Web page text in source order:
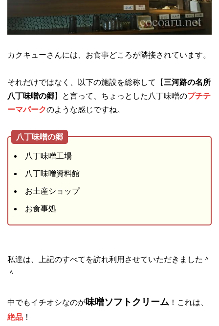
カクキューさんには、お食事どころが隣接されています。
それだけではなく、以下の施設を総称して【 三河路の名所
八丁味噌の郷】と言って、ちょっとした八丁味噌のプチテ
ーマパークのような感じですね。
八丁味噌の郷
八丁味噌工場
八丁味噌資料館
お土産ショップ
お食事処
私達は、上記のすべてを訪れ利用させていただきました＾
＾
中でもイチオシなのが味噌ソフトクリーム ！これは、
絶品 ！